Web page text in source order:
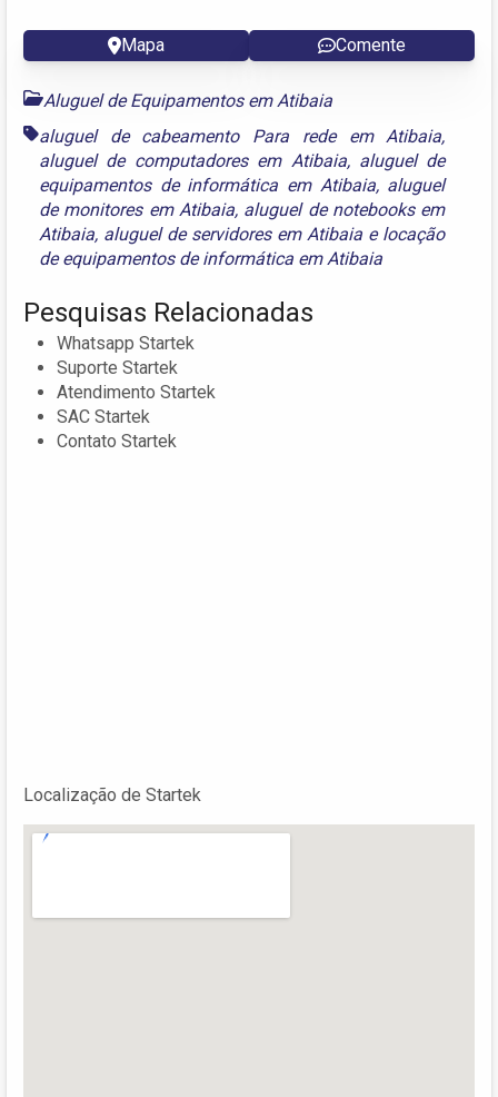
Mapa Comente
Aluguel de Equipamentos em Atibaia
aluguel de cabeamento Para rede em Atibaia,
aluguel de computadores em Atibaia, aluguel de
equipamentos de informática em Atibaia, aluguel
de monitores em Atibaia, aluguel de notebooks em
Atibaia, aluguel de servidores em Atibaia e locação
de equipamentos de informática em Atibaia
Pesquisas Relacionadas
Whatsapp Startek
Suporte Startek
Atendimento Startek
SAC Startek
Contato Startek
Localização de Startek